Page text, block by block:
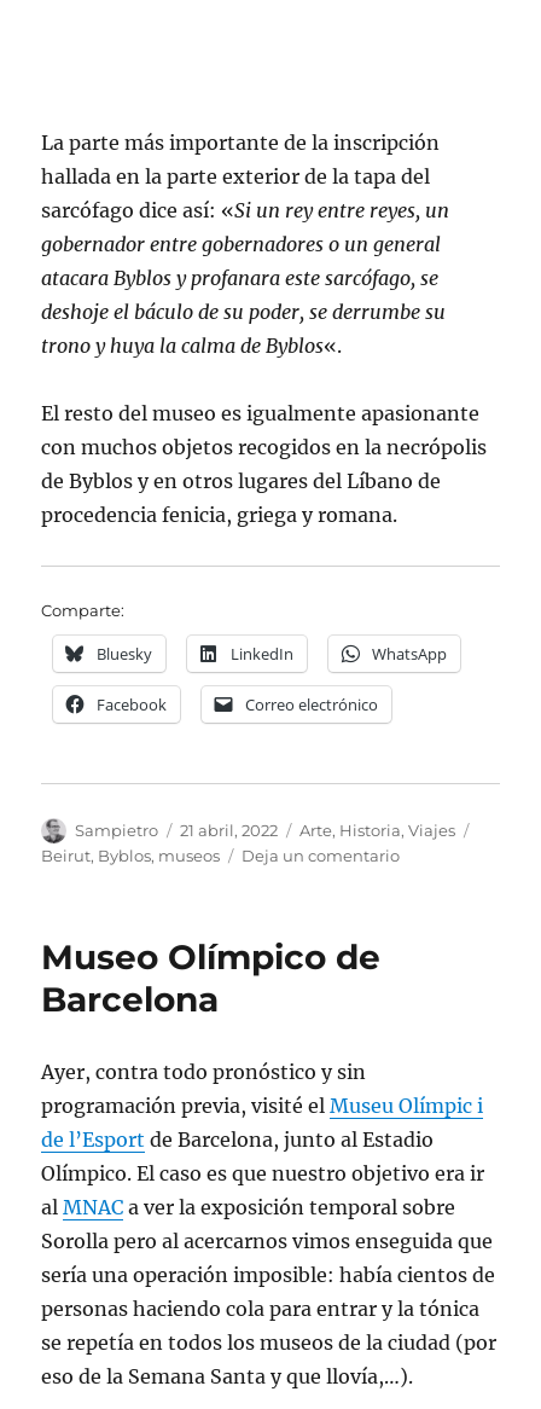
La parte más importante de la inscripción
hallada en la parte exterior de la tapa del
sarcófago dice así: «Si un rey entre reyes, un
gobernador entre gobernadores o un general
atacara Byblos y profanara este sarcófago, se
deshoje el báculo de su poder, se derrumbe su
trono y huya la calma de Byblos«.
El resto del museo es igualmente apasionante
con muchos objetos recogidos en la necrópolis
de Byblos y en otros lugares del Líbano de
procedencia fenicia, griega y romana.
Comparte:
Bluesky LinkedIn WhatsApp
Facebook Correo electrónico
Autor
Sampietro
Publicado
el
21 abril, 2022 Categorías
Arte, Historia,Viajes
Beirut, Byblos, museos Deja un comentarioen
Museo Olímpico de
Barcelona
Ayer, contra todo pronóstico y sin
programación previa, visité elMuseu Olímpic i
de l’Esport de Barcelona, junto al Estadio
Olímpico. El caso es que nuestro objetivo era ir
alMNAC a ver la exposición temporal sobre
Sorolla pero al acercarnos vimos enseguida que
sería una operación imposible: había cientos de
personas haciendo cola para entrar y la tónica
se repetía en todos los museos de la ciudad (por
eso de la Semana Santa y que llovía,…).